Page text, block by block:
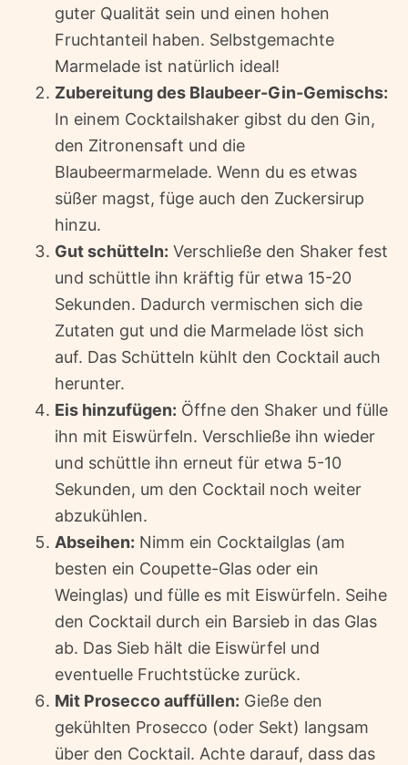
guter Qualität sein und einen hohen
Fruchtanteil haben. Selbstgemachte
Marmelade ist natürlich ideal!
Zubereitung des Blaubeer-Gin-Gemischs:
In einem Cocktailshaker gibst du den Gin,
den Zitronensaft und die
Blaubeermarmelade. Wenn du es etwas
süßer magst, füge auch den Zuckersirup
hinzu.
Gut schütteln: Verschließe den Shaker fest
und schüttle ihn kräftig für etwa 15-20
Sekunden. Dadurch vermischen sich die
Zutaten gut und die Marmelade löst sich
auf. Das Schütteln kühlt den Cocktail auch
herunter.
Eis hinzufügen: Öffne den Shaker und fülle
ihn mit Eiswürfeln. Verschließe ihn wieder
und schüttle ihn erneut für etwa 5-10
Sekunden, um den Cocktail noch weiter
abzukühlen.
Abseihen: Nimm ein Cocktailglas (am
besten ein Coupette-Glas oder ein
Weinglas) und fülle es mit Eiswürfeln. Seihe
den Cocktail durch ein Barsieb in das Glas
ab. Das Sieb hält die Eiswürfel und
eventuelle Fruchtstücke zurück.
Mit Prosecco auffüllen: Gieße den
gekühlten Prosecco (oder Sekt) langsam
über den Cocktail. Achte darauf, dass das